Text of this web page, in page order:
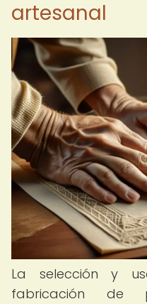
artesanal
La selección y
fabricación de